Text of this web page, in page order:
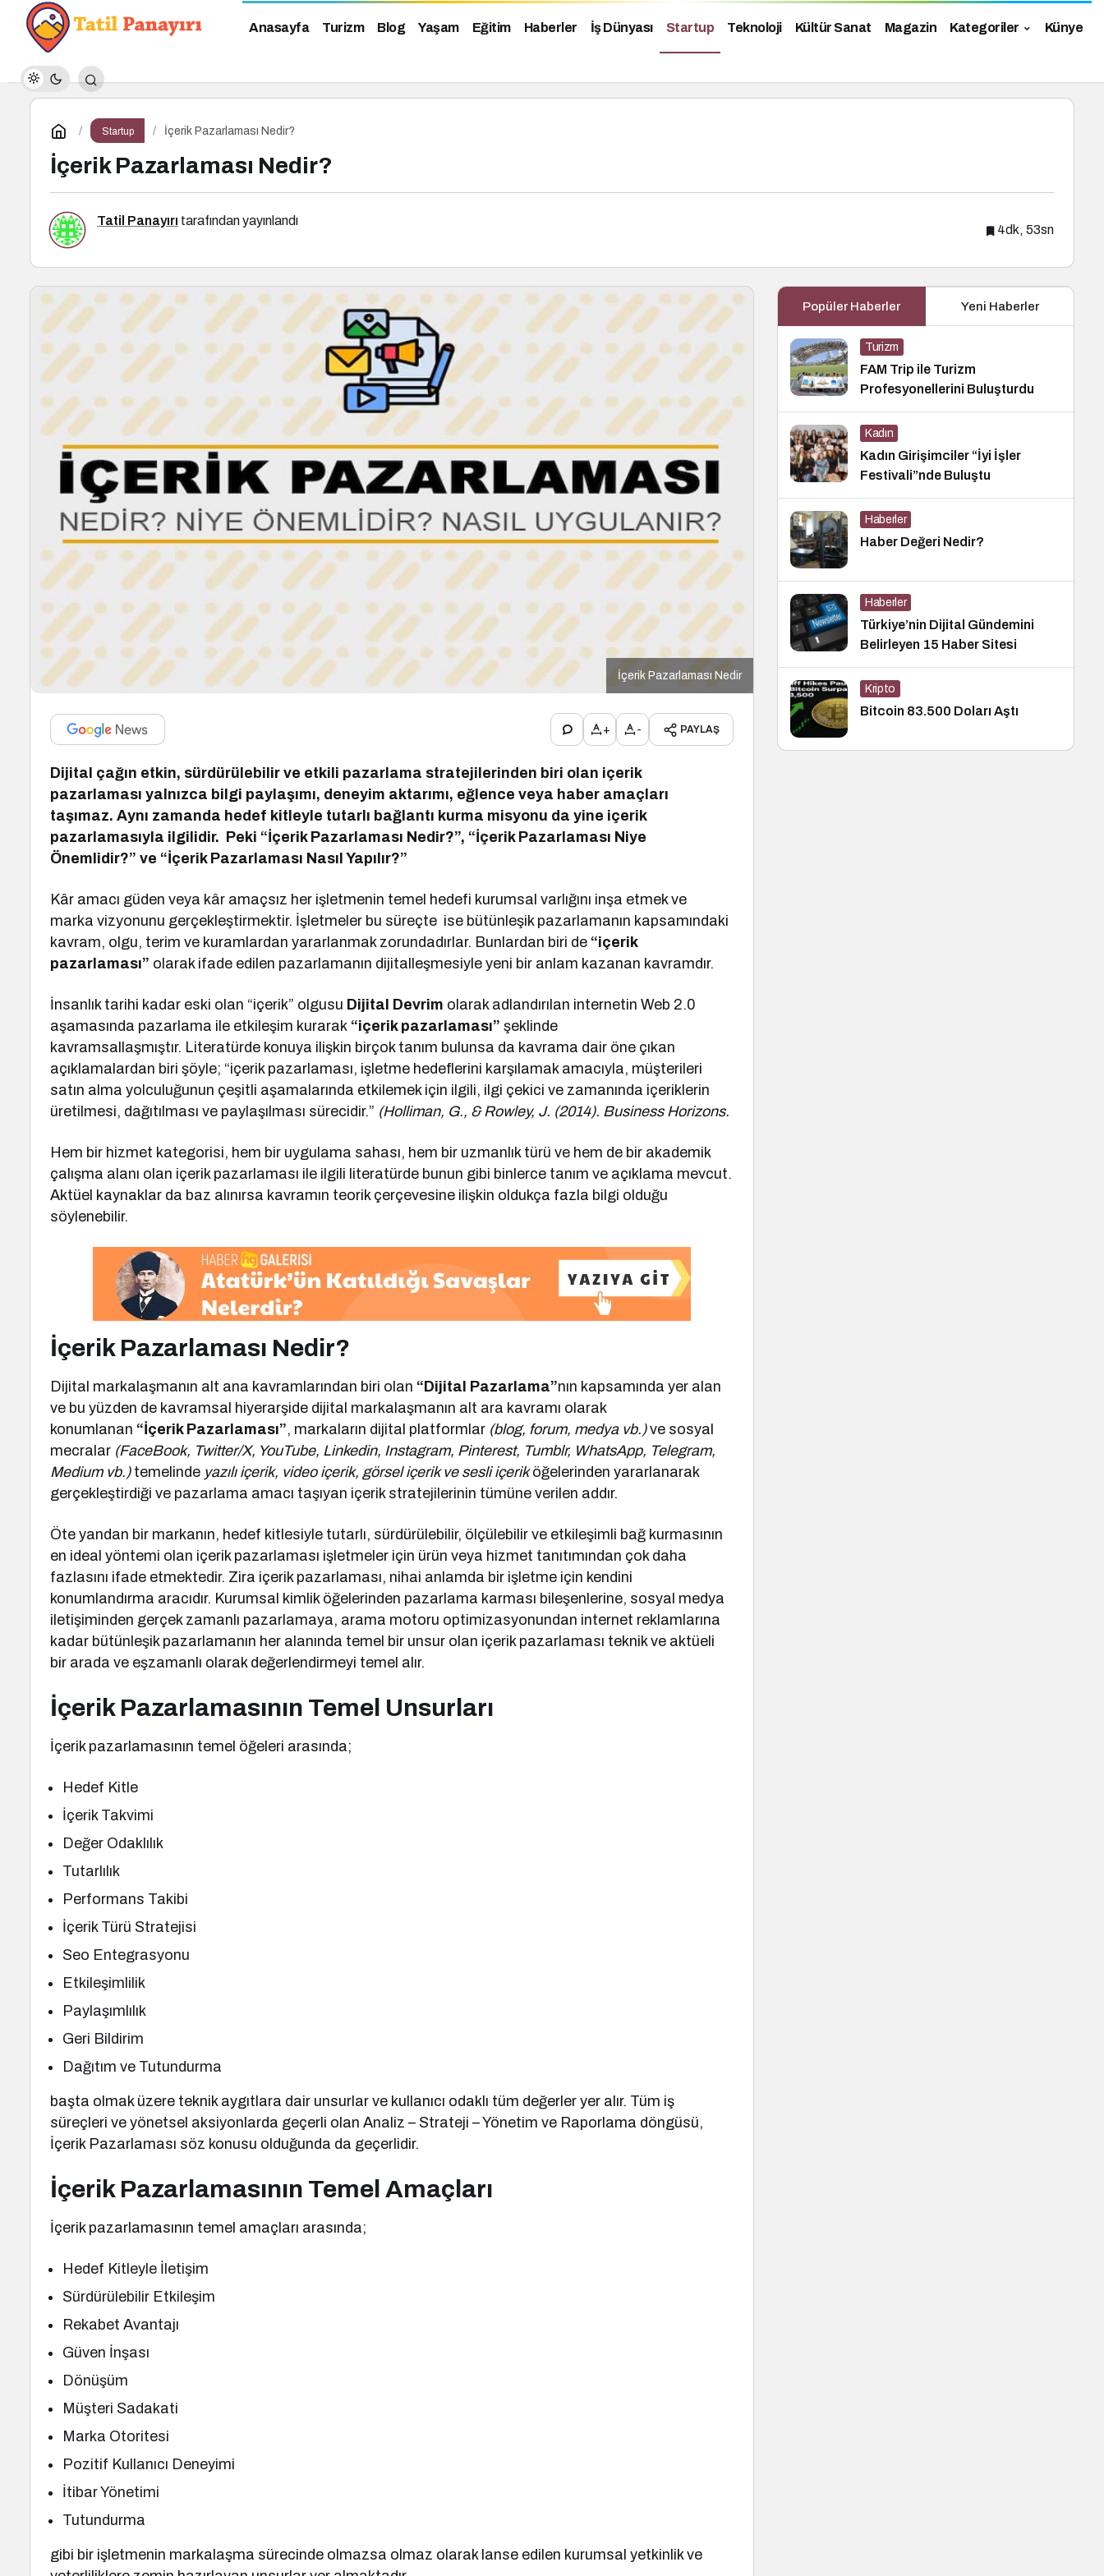
Anasayfa Turizm Blog Yaşam Eğitim Haberler İş Dünyası Startup Teknoloji Kültür Sanat Magazin Kategoriler Künye
Startup İçerik Pazarlaması Nedir?
İçerik Pazarlaması Nedir?
Tatil Panayırı tarafından yayınlandı
4dk, 53sn
İçerik Pazarlaması Nedir
+ - PAYLAŞ
Dijital çağın etkin, sürdürülebilir ve etkili pazarlama stratejilerinden biri olan içerik
pazarlaması yalnızca bilgi paylaşımı, deneyim aktarımı, eğlence veya haber amaçları
taşımaz. Aynı zamanda hedef kitleyle tutarlı bağlantı kurma misyonu da yine içerik
pazarlamasıyla ilgilidir. Peki “İçerik Pazarlaması Nedir?”, “İçerik Pazarlaması Niye
Önemlidir?” ve “İçerik Pazarlaması Nasıl Yapılır?”
Kâr amacı güden veya kâr amaçsız her işletmenin temel hedefi kurumsal varlığını inşa etmek ve
marka vizyonunu gerçekleştirmektir. İşletmeler bu süreçte ise bütünleşik pazarlamanın kapsamındaki
kavram, olgu, terim ve kuramlardan yararlanmak zorundadırlar. Bunlardan biri de “içerik
pazarlaması” olarak ifade edilen pazarlamanın dijitalleşmesiyle yeni bir anlam kazanan kavramdır.
İnsanlık tarihi kadar eski olan “içerik” olgusu Dijital Devrim olarak adlandırılan internetin Web 2.0
aşamasında pazarlama ile etkileşim kurarak “içerik pazarlaması” şeklinde
kavramsallaşmıştır. Literatürde konuya ilişkin birçok tanım bulunsa da kavrama dair öne çıkan
açıklamalardan biri şöyle; “içerik pazarlaması, işletme hedeflerini karşılamak amacıyla, müşterileri
satın alma yolculuğunun çeşitli aşamalarında etkilemek için ilgili, ilgi çekici ve zamanında içeriklerin
üretilmesi, dağıtılması ve paylaşılması sürecidir.” (Holliman, G., & Rowley, J. (2014). Business Horizons.
Hem bir hizmet kategorisi, hem bir uygulama sahası, hem bir uzmanlık türü ve hem de bir akademik
çalışma alanı olan içerik pazarlaması ile ilgili literatürde bunun gibi binlerce tanım ve açıklama mevcut.
Aktüel kaynaklar da baz alınırsa kavramın teorik çerçevesine ilişkin oldukça fazla bilgi olduğu
söylenebilir.
İçerik Pazarlaması Nedir?
Dijital markalaşmanın alt ana kavramlarından biri olan “Dijital Pazarlama”nın kapsamında yer alan
ve bu yüzden de kavramsal hiyerarşide dijital markalaşmanın alt ara kavramı olarak
konumlanan “İçerik Pazarlaması”, markaların dijital platformlar (blog, forum, medya vb.)ve sosyal
mecralar (FaceBook, Twitter/X, YouTube, Linkedin, Instagram, Pinterest, Tumblr, WhatsApp, Telegram,
Medium vb.) temelinde yazılı içerik, video içerik, görsel içerik ve sesli içeriköğelerinden yararlanarak
gerçekleştirdiği ve pazarlama amacı taşıyan içerik stratejilerinin tümüne verilen addır.
Öte yandan bir markanın, hedef kitlesiyle tutarlı, sürdürülebilir, ölçülebilir ve etkileşimli bağ kurmasının
en ideal yöntemi olan içerik pazarlaması işletmeler için ürün veya hizmet tanıtımından çok daha
fazlasını ifade etmektedir. Zira içerik pazarlaması, nihai anlamda bir işletme için kendini
konumlandırma aracıdır. Kurumsal kimlik öğelerinden pazarlama karması bileşenlerine, sosyal medya
iletişiminden gerçek zamanlı pazarlamaya, arama motoru optimizasyonundan internet reklamlarına
kadar bütünleşik pazarlamanın her alanında temel bir unsur olan içerik pazarlaması teknik ve aktüeli
bir arada ve eşzamanlı olarak değerlendirmeyi temel alır.
İçerik Pazarlamasının Temel Unsurları
İçerik pazarlamasının temel öğeleri arasında;
Hedef Kitle
İçerik Takvimi
Değer Odaklılık
Tutarlılık
Performans Takibi
İçerik Türü Stratejisi
Seo Entegrasyonu
Etkileşimlilik
Paylaşımlılık
Geri Bildirim
Dağıtım ve Tutundurma
başta olmak üzere teknik aygıtlara dair unsurlar ve kullanıcı odaklı tüm değerler yer alır. Tüm iş
süreçleri ve yönetsel aksiyonlarda geçerli olan Analiz – Strateji – Yönetim ve Raporlama döngüsü,
İçerik Pazarlaması söz konusu olduğunda da geçerlidir.
İçerik Pazarlamasının Temel Amaçları
İçerik pazarlamasının temel amaçları arasında;
Hedef Kitleyle İletişim
Sürdürülebilir Etkileşim
Rekabet Avantajı
Güven İnşası
Dönüşüm
Müşteri Sadakati
Marka Otoritesi
Pozitif Kullanıcı Deneyimi
İtibar Yönetimi
Tutundurma
gibi bir işletmenin markalaşma sürecinde olmazsa olmaz olarak lanse edilen kurumsal yetkinlik ve
Popüler Haberler Yeni Haberler
Turizm
FAM Trip ile Turizm
Profesyonellerini Buluşturdu
Kadın
Kadın Girişimciler “İyi İşler
Festivali”nde Buluştu
Haberler
Haber Değeri Nedir?
Haberler
Türkiye’nin Dijital Gündemini
Belirleyen 15 Haber Sitesi
Kripto
Bitcoin 83.500 Doları Aştı